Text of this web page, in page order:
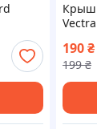
190₴
199 ₴